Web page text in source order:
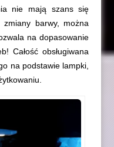
nie mają szans się
barwy, można
na dopasowanie
Całość obsługiwana
na podstawie lampki,